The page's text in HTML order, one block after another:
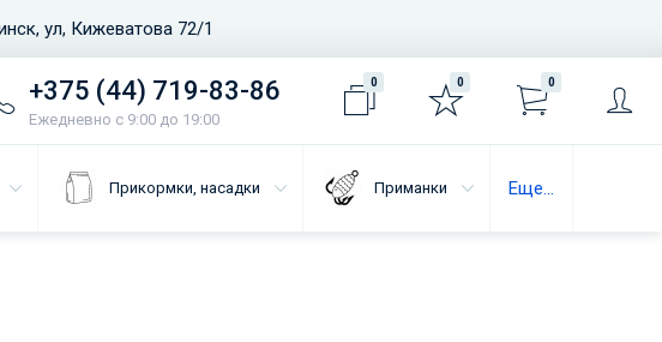
ул, Кижеватова 72/1
+375 (44) 719-83-86
Ежедневно с 9:00 до 19:00
0 0 0
Прикормки, насадки Приманки Еще...